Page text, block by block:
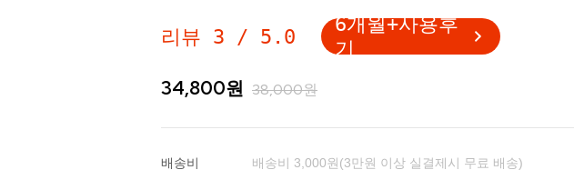
리뷰 3 / 5.0
6개월+사용후
기
34,800원 38,000원
배송비 배송비 3,000원(3만원 이상 실결제시 무료 배송)